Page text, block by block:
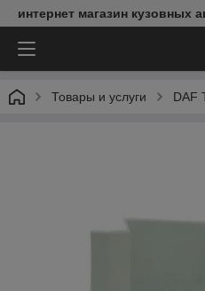
интернет магазин кузовных
Товары и услуги DAF